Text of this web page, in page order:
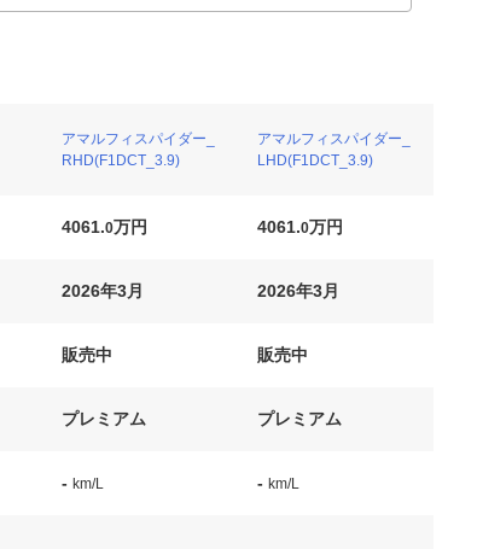
アマルフィスパイダー_
RHD(F1DCT_3.9)
アマルフィスパイダー_
LHD(F1DCT_3.9)
4061.0万円 4061.0万円
2026年3月 2026年3月
販売中 販売中
プレミアム プレミアム
- km/L - km/L